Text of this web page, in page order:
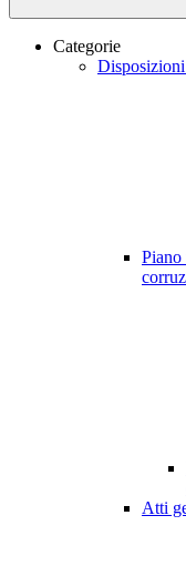
Categorie
Piano
Atti